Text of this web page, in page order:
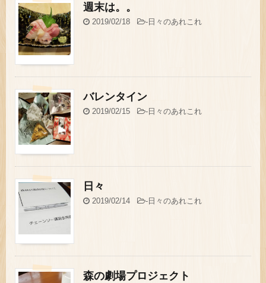
週末は。。
2019/02/18 - 日々のあれこれ
バレンタイン
2019/02/15 - 日々のあれこれ
日々
2019/02/14 - 日々のあれこれ
森の劇場プロジェクト